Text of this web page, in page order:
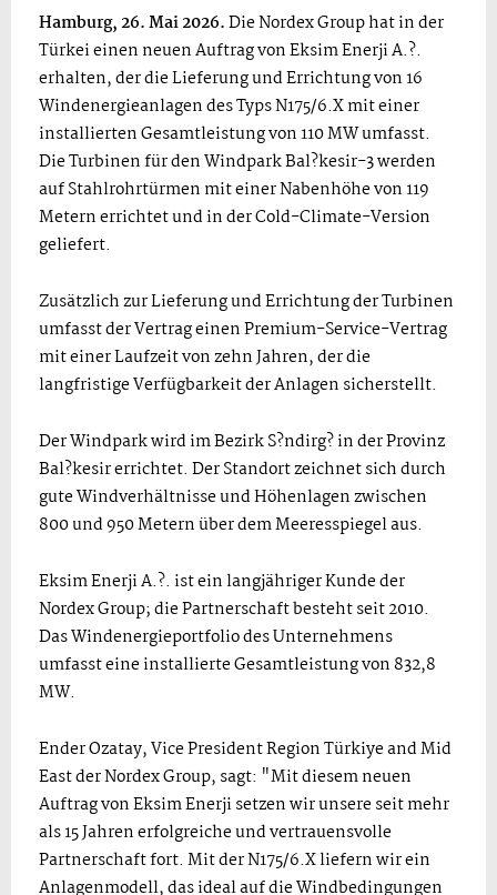
Hamburg, 26. Mai 2026.Die Nordex Group hat in der
Türkei einen neuen Auftrag von Eksim Enerji A.?.
erhalten, der die Lieferung und Errichtung von 16
Windenergieanlagen des Typs N175/6.X mit einer
installierten Gesamtleistung von 110 MW umfasst.
Die Turbinen für den Windpark Bal?kesir-3 werden
auf Stahlrohrtürmen mit einer Nabenhöhe von 119
Metern errichtet und in der Cold-Climate-Version
geliefert.
Zusätzlich zur Lieferung und Errichtung der Turbinen
umfasst der Vertrag einen Premium-Service-Vertrag
mit einer Laufzeit von zehn Jahren, der die
langfristige Verfügbarkeit der Anlagen sicherstellt.
Der Windpark wird im Bezirk S?ndirg? in der Provinz
Bal?kesir errichtet. Der Standort zeichnet sich durch
gute Windverhältnisse und Höhenlagen zwischen
800 und 950 Metern über dem Meeresspiegel aus.
Eksim Enerji A.?. ist ein langjähriger Kunde der
Nordex Group; die Partnerschaft besteht seit 2010.
Das Windenergieportfolio des Unternehmens
umfasst eine installierte Gesamtleistung von 832,8
MW.
Ender Ozatay, Vice President Region Türkiye and Mid
East der Nordex Group, sagt: "Mit diesem neuen
Auftrag von Eksim Enerji setzen wir unsere seit mehr
als 15 Jahren erfolgreiche und vertrauensvolle
Partnerschaft fort. Mit der N175/6.X liefern wir ein
Anlagenmodell, das ideal auf die Windbedingungen